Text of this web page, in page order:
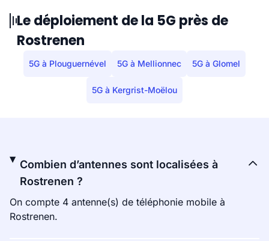
Le déploiement de la 5G près de
Rostrenen
5G à Plouguernével 5G à Mellionnec 5G à Glomel
5G à Kergrist-Moëlou
Combien d’antennes sont localisées à
Rostrenen ?
On compte 4 antenne(s) de téléphonie mobile à
Rostrenen.